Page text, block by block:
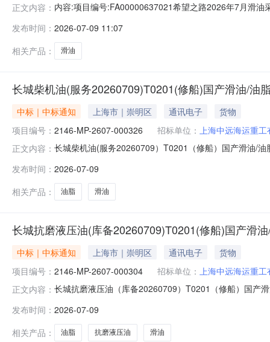
正文内容： 内容:项目编号:FA00000637021希望之路2026年7月滑
2.1采购范围：船舶滑油。2.2服务期限：2026年7月。
发布时间： 2026-07-09 11:07
相关产品：
滑油
长城柴机油(服务20260709)T0201(修船)国产滑油/油
中标｜中标通知 上海市｜崇明区 通讯电子
货物
项目编号： 2146-MP-2607-000326 招标单位： 上海中远海运重工
正文内容： 长城柴机油(服务20260709）T0201（修船）国产滑油/
电子采购平台上已完成评标工作，现将中标结果公示如
发布时间： 2026-07-09
相关产品：
油脂 滑油
长城抗磨液压油(库备20260709)T0201(修船)国产滑
中标｜中标通知 上海市｜崇明区 通讯电子
货物
项目编号： 2146-MP-2607-000304 招标单位： 上海中远海运重工
正文内容： 长城抗磨液压油（库备20260709）T0201（修船）国产
重工电子采购平台上已完成评标工作，现将中标结果公
发布时间： 2026-07-09
相关产品：
油脂 抗磨液压油 滑油